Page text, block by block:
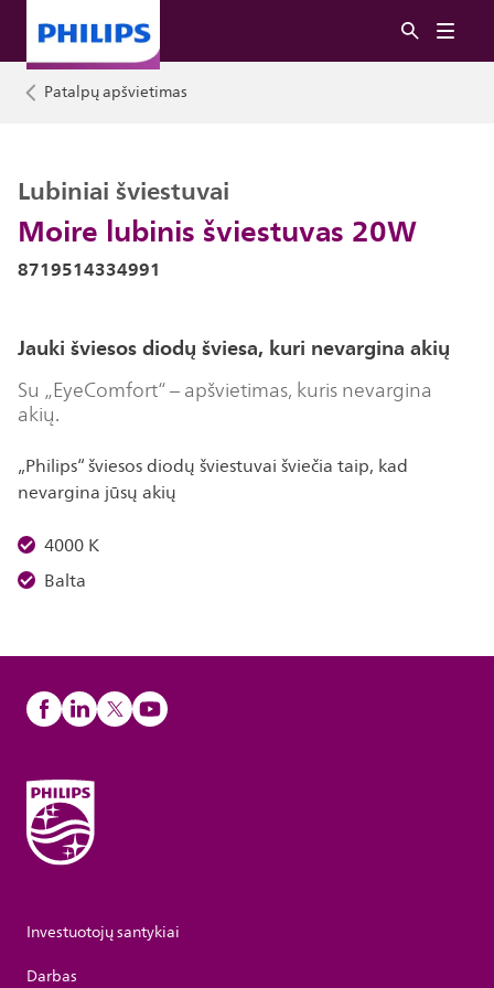
Patalpų apšvietimas
Moire lubinis šviestuvas 20W
Lubiniai šviestuvai
8719514334991
Jauki šviesos diodų šviesa, kuri nevargina akių
Su „EyeComfort“ – apšvietimas, kuris nevargina
akių.
„Philips“ šviesos diodų šviestuvai šviečia taip, kad
nevargina jūsų akių
4000 K
Balta
Investuotojų santykiai
Darbas